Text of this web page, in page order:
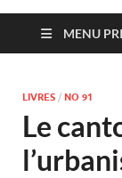
MENU
LIVRES / NO 91
Le